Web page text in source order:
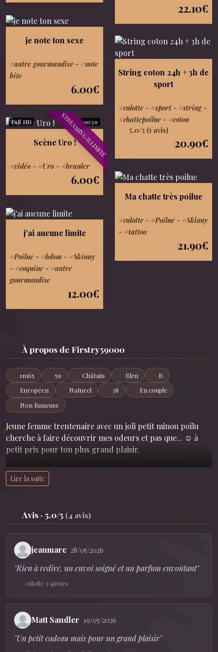
22.10€
je note ton sexe
#autre gourmandise - #note
bite
6.00€
String coton 24h + 3h de
sport
#culotte - #sport - #string -
#chattepoilue - #coton
5.0/5 (1 avis)
20.90€
STREAMING ILLIMITÉ
00:30
Full HD
Scène Uro !
#vidéo - #Uro - #branler
6.00€
Ma chatte très poilue
#culotte - #Poilue - #Skinny
- #tattoo
21.90€
j'ai aucune limite
#Poilue - #bdsm - #Skinny
- #coquine - #autre
gourmandise
12.00€
À propos de Firstry59000
1m65 59 Châtain Bleu
B
Européen
Naturel 38
En couple
Non fumeuse
Jeune femme trentenaire avec un joli petit minou poilu
cherche à faire découvrir mes odeurs et pas que... ☺️ à
petit prix pour ton plus grand plaisir.
Rien est impossible le temps qui a du plaisir !
. je pense avoir la chatte la plus poilue du site alors si tu
aimes tu sais ou me parler hihi
j'adore noter vos gros sexes aussi....
Lire la suite
Avis · 5.0/5 (4 avis)
jeanmarc 28/05/2026
"Rien à redire, un envoi soigné et un parfum envoûtant"
culotte 3/4jours
Matt Sandler 19/05/2026
"Un petit cadeau mais pour un grand plaisir"